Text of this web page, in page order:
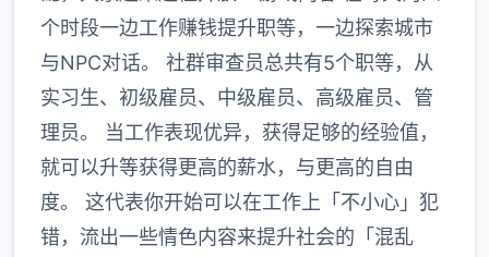
个时段一边工作赚钱提升职等，一边探索城市
与NPC对话。 社群审查员总共有5个职等，从
实习生、初级雇员、中级雇员、高级雇员、管
理员。 当工作表现优异，获得足够的经验值，
就可以升等获得更高的薪水，与更高的自由
度。 这代表你开始可以在工作上「不小心」犯
错，流出一些情色内容来提升社会的「混乱